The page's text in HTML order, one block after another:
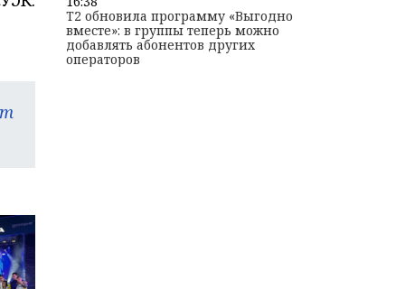
T2 обновила программу «Выгодно
вместе»: в группы теперь можно
добавлять абонентов других
операторов